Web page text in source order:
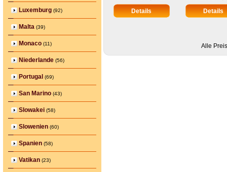
Luxemburg (92)
Malta (39)
Monaco (11)
Niederlande (56)
Portugal (69)
San Marino (43)
Slowakei (58)
Slowenien (60)
Spanien (58)
Vatikan (23)
Alle